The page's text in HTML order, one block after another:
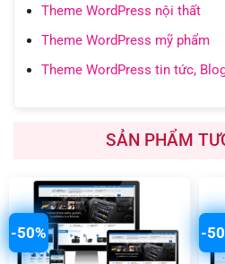
Theme WordPress nội thất
Theme WordPress mỹ phẩm
Theme WordPress tin tức,
SẢN PHẨM
-50% -